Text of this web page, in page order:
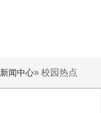
新闻中心» 校园热点